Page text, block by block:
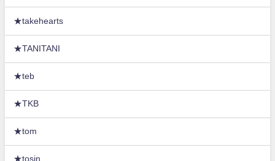
★takehearts
★TANITANI
★teb
★TKB
★tom
★tosin